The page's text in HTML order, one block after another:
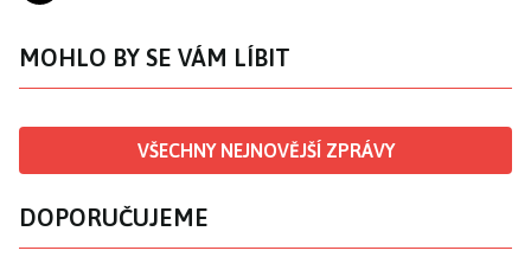
MOHLO BY SE VÁM LÍBIT
VŠECHNY NEJNOVĚJŠÍ ZPRÁVY
DOPORUČUJEME